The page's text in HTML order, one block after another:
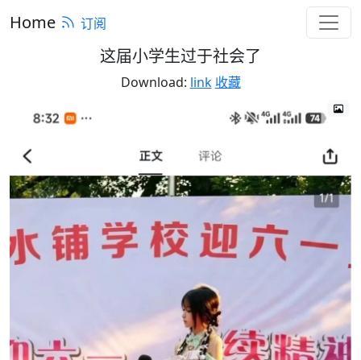
Home 订阅
这届小学生过于社会了
Download: link 收藏